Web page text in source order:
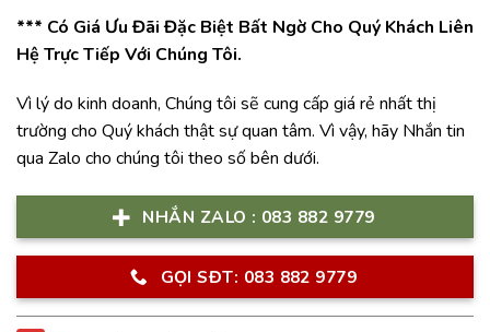
*** Có Giá Ưu Đãi Đặc Biệt Bất Ngờ Cho Quý Khách Liên
Hệ Trực Tiếp Với Chúng Tôi.
Vì lý do kinh doanh, Chúng tôi sẽ cung cấp giá rẻ nhất thị
trường cho Quý khách thật sự quan tâm. Vì vậy, hãy Nhắn tin
qua Zalo cho chúng tôi theo số bên dưới.
NHẮN ZALO : 083 882 9779
GỌI SĐT: 083 882 9779